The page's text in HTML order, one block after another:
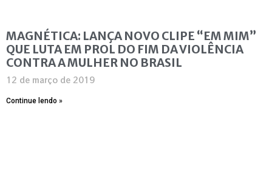
MAGNÉTICA: LANÇA NOVO CLIPE “EM MIM”
QUE LUTA EM PROL DO FIM DA VIOLÊNCIA
CONTRA A MULHER NO BRASIL
12 de março de 2019
Continue lendo »